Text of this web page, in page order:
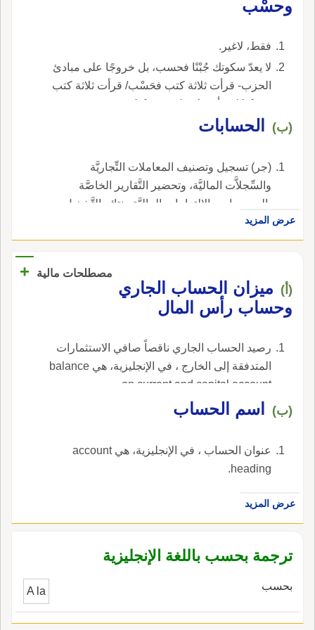
وحسْب
فقط، لاغير.
لا يعدّ سكوتك جُبْنًا فحسب، بل خروجًا على مبادئ
الحزب- قرأت ثلاثة كتب فحَسْب/ قرأت ثلاثة كتب
وحَسْبُ/ قرأت ثلاثة كتب حَسْبُ.
(ب) الحسابات
(جر) تسجيل وتصنيف المعاملات التِّجاريَّة
والسِّجلاَّت الماليَّة، وتحضير التَّقارير الخاصَّة
بالموجودات والالتزامات الماليَّة ونتائج التَّشغيل
لعمل تجاريّ.عرض المزيد
مصطلحات مالية +
(أ) ميزان الحساب الجاري
وحساب رأس المال
رصيد الحساب الجاري ناقصاً صافي الاستثمارات
المتدفقة إلى الخارج ، في الإنجليزية، هي balance
on current and capital account.
(ب) اسم الحساب
عنوان الحساب ، في الإنجليزية، هي account
heading.
عرض المزيد
ترجمة بحسب باللغة الإنجليزية
بحسب A la